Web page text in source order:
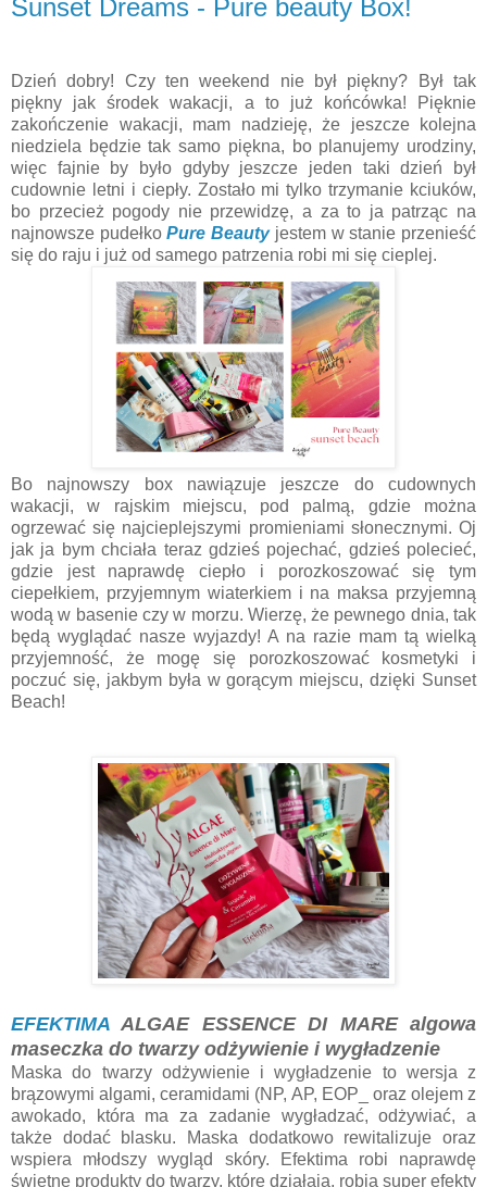
Sunset Dreams - Pure beauty Box!
Dzień dobry! Czy ten weekend nie był piękny? Był tak
piękny jak środek wakacji, a to już końcówka! Pięknie
zakończenie wakacji, mam nadzieję, że jeszcze kolejna
niedziela będzie tak samo piękna, bo planujemy urodziny,
więc fajnie by było gdyby jeszcze jeden taki dzień był
cudownie letni i ciepły. Zostało mi tylko trzymanie kciuków,
bo przecież pogody nie przewidzę, a za to ja patrząc na
najnowsze pudełkoPure Beautyjestem w stanie przenieść
się do raju i już od samego patrzenia robi mi się cieplej.
Bo najnowszy box nawiązuje jeszcze do cudownych
wakacji, w rajskim miejscu, pod palmą, gdzie można
ogrzewać się najcieplejszymi promieniami słonecznymi. Oj
jak ja bym chciała teraz gdzieś pojechać, gdzieś polecieć,
gdzie jest naprawdę ciepło i porozkoszować się tym
ciepełkiem, przyjemnym wiaterkiem i na maksa przyjemną
wodą w basenie czy w morzu. Wierzę, że pewnego dnia, tak
będą wyglądać nasze wyjazdy! A na razie mam tą wielką
przyjemność, że mogę się porozkoszować kosmetyki i
poczuć się, jakbym była w gorącym miejscu, dzięki Sunset
Beach!
EFEKTIMA ALGAE ESSENCE DI MARE algowa
maseczka do twarzy odżywienie i wygładzenie
Maska do twarzy odżywienie i wygładzenie to wersja z
brązowymi algami, ceramidami (NP, AP, EOP_ oraz olejem z
awokado, która ma za zadanie wygładzać, odżywiać, a
także dodać blasku. Maska dodatkowo rewitalizuje oraz
wspiera młodszy wygląd skóry. Efektima robi naprawdę
świetne produkty do twarzy, które działają, robią super efekty